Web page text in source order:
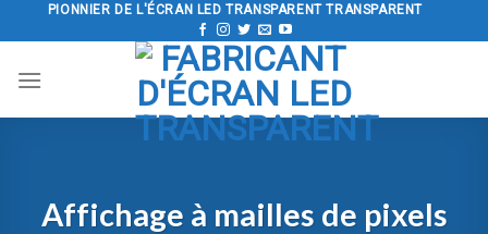
au
PIONNIER DE L'ÉCRAN LED TRANSPARENT TRANSPARENT
Affichage à mailles de pixels